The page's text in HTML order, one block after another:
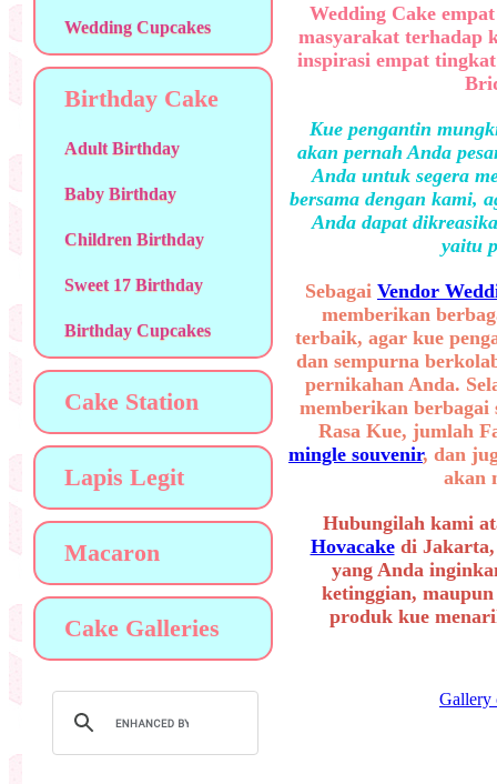
Wedding Cupcakes
Birthday Cake
Adult Birthday
Baby Birthday
Children Birthday
Sweet 17 Birthday
Birthday Cupcakes
Cake Station
Lapis Legit
Macaron
Cake Galleries
Wedding Cake
masyarakat terhadap
inspirasi empat
Kue pengantin
akan pernah Anda
Anda untuk segera
bersama dengan kami,
Anda dapat
yaitu
Sebagai Vendor
memberikan
terbaik, agar kue
dan sempurna
pernikahan Anda.
memberikan
Rasa Kue, jumlah
mingle souvenir, dan
akan
Hubungilah kami
Hovacakedi Jakarta,
yang Anda
ketinggian,
produk kue
Gallery